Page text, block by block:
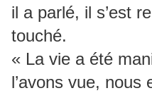
il a parlé, il s’est
touché.
« La vie a été
l’avons vue, nous